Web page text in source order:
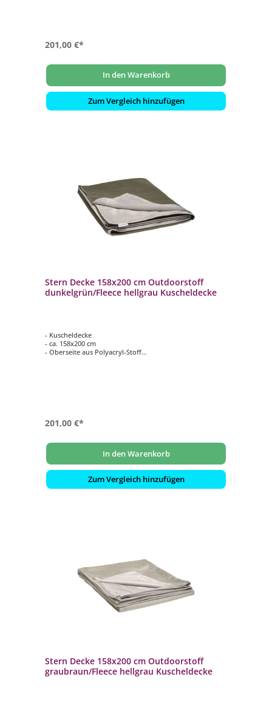
201,00 €*
In den Warenkorb
Zum Vergleich hinzufügen
Stern Decke 158x200 cm Outdoorstoff
dunkelgrün/Fleece hellgrau Kuscheldecke
- Kuscheldecke
- ca. 158x200 cm
- Oberseite aus Polyacryl-Stoff
201,00 €*
In den Warenkorb
Zum Vergleich hinzufügen
Stern Decke 158x200 cm Outdoorstoff
graubraun/Fleece hellgrau Kuscheldecke